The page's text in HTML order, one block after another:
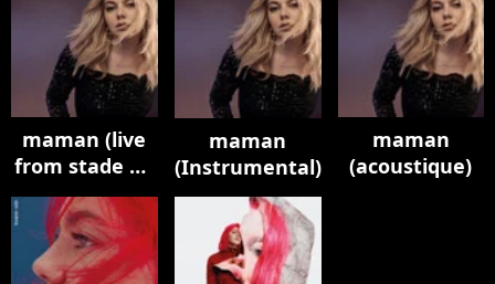
maman (live
from stade de
france)
maman
(Instrumental)
maman
(acoustique)